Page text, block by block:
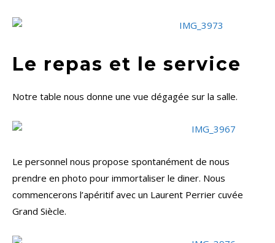
Le repas et le service
Notre table nous donne une vue dégagée sur la salle.
Le personnel nous propose spontanément de nous
prendre en photo pour immortaliser le diner. Nous
commencerons l’apéritif avec un Laurent Perrier cuvée
Grand Siècle.